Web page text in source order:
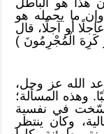
وإن ما يحمله هو
أو آجلًا، قال
كَرِهَ الْمُجْرِمُونَ )
الله عز وجل،
وهذه المسألة؛
في نفسية
وكان ينتظر